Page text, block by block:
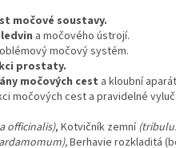
močové soustavy.
a močového ústrojí.
močový systém.
prostaty.
močových cest a kloubní
močových cest a pravidelné
officinalis), Kotvičník zemní
Berhavie rozkladitá